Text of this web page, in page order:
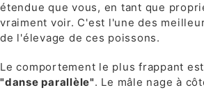
étendue que vous, en tant que
vraiment voir. C'est l'une des
de l'élevage de ces poissons.
Le comportement le plus frappant
"danse parallèle". Le mâle nage à